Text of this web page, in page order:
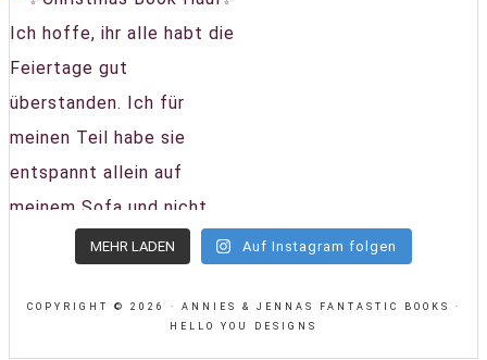
MEHR LADEN Auf Instagram folgen
COPYRIGHT © 2026 · ANNIES & JENNAS FANTASTIC BOOKS ·
HELLO YOU DESIGNS